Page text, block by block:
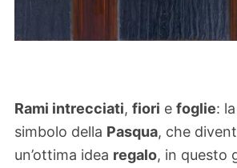
Rami intrecciati, fiori e foglie: la
simbolo della Pasqua, che
un’ottima idea regalo, in questo